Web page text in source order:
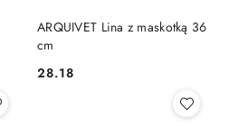
ARQUIVET Lina z maskotką 36
cm
Cena:
28.18